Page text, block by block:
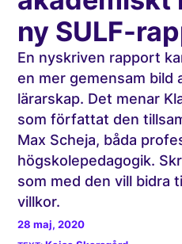
ny SULF-
En nyskriven rapport
en mer gemensam bild
lärarskap. Det menar
som författat den
Max Scheja, båda
högskolepedagogik.
som med den vill bidra
villkor.
28 maj, 2020